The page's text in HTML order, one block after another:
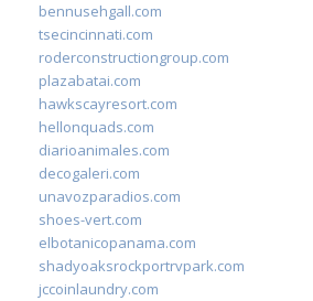
bennusehgall.com
tsecincinnati.com
roderconstructiongroup.com
plazabatai.com
hawkscayresort.com
hellonquads.com
diarioanimales.com
decogaleri.com
unavozparadios.com
shoes-vert.com
elbotanicopanama.com
shadyoaksrockportrvpark.com
jccoinlaundry.com